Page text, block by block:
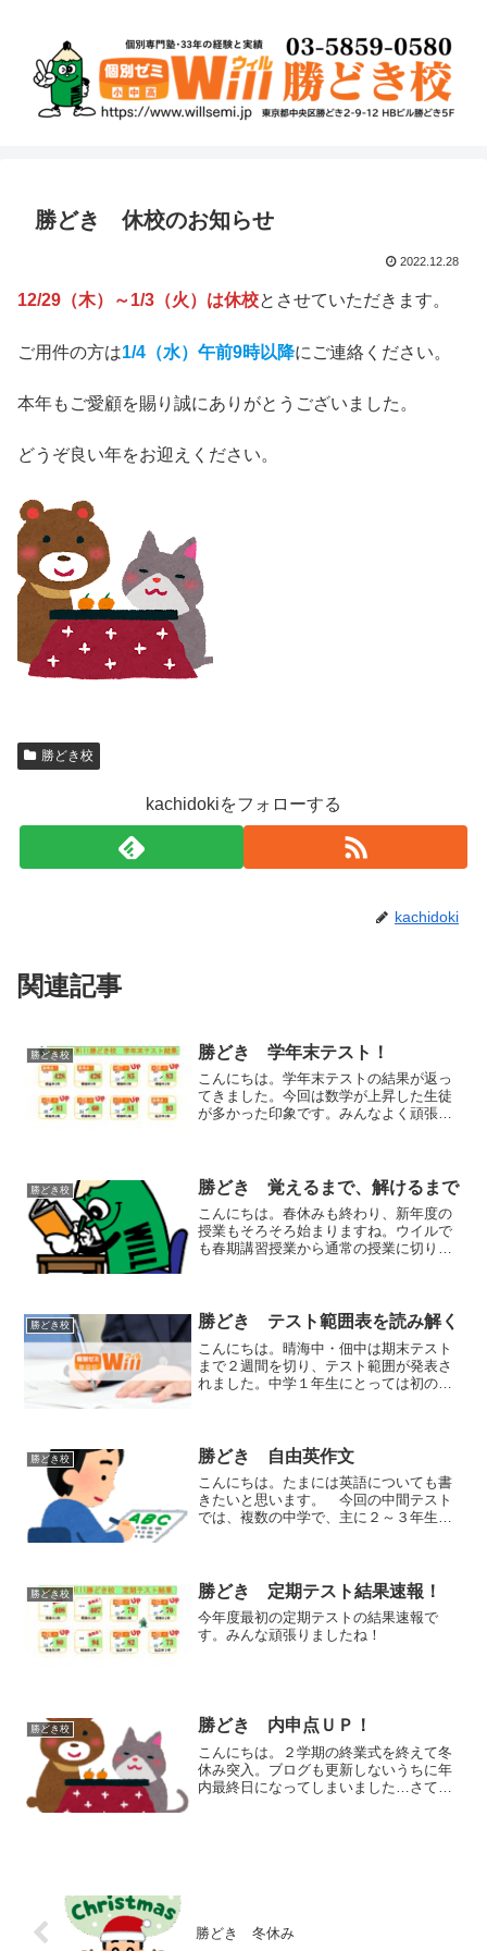
勝どき 休校のお知らせ
2022.12.28
12/29（木）～1/3（火）は休校とさせていただきます。
ご用件の方は1/4（水）午前9時以降にご連絡ください。
本年もご愛顧を賜り誠にありがとうございました。
どうぞ良い年をお迎えください。
勝どき校
kachidokiをフォローする
kachidoki
関連記事
勝どき校 勝どき 学年末テスト！
こんにちは。学年末テストの結果が返っ
てきました。今回は数学が上昇した生徒
が多かった印象です。みんなよく頑張り
教室専用ブログ：
☆★☆★☆★☆★☆★☆★☆★☆★...
勝どき校 勝どき 覚えるまで、解けるまで
こんにちは。春休みも終わり、新年度の
授業もそろそろ始まりますね。ウイルで
も春期講習授業から通常の授業に切り替
題レベルや合格基準は異な...
勝どき校 勝どき テスト範囲表を読み解く
こんにちは。晴海中・佃中は期末テスト
まで２週間を切り、テスト範囲が発表さ
れました。中学１年生にとっては初のテ
受け取ってもらえない、受...
勝どき校 勝どき 自由英作文
こんにちは。たまには英語についても書
きたいと思います。 今回の中間テスト
では、複数の中学で、主に２～３年生の
考えて書く問題です。...
勝どき校 勝どき 定期テスト結果速報！
今年度最初の定期テストの結果速報で
す。みんな頑張りましたね！
勝どき校 勝どき 内申点ＵＰ！
こんにちは。２学期の終業式を終えて冬
休み突入。ブログも更新しないうちに年
内最終日になってしまいました…さて、
勝どき 冬休み